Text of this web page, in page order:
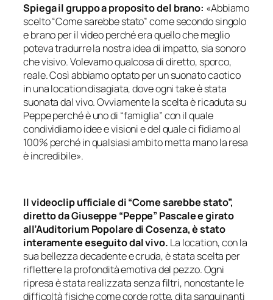
Spiega il gruppo a proposito del brano: «Abbiamo
scelto “Come sarebbe stato” come secondo singolo
e brano per il video perché era quello che meglio
poteva tradurre la nostra idea di impatto, sia sonoro
che visivo. Volevamo qualcosa di diretto, sporco,
reale. Così abbiamo optato per un suonato caotico
in una location disagiata, dove ogni take è stata
suonata dal vivo. Ovviamente la scelta è ricaduta su
Peppe perché è uno di “famiglia” con il quale
condividiamo idee e visioni e del quale ci fidiamo al
100% perché in qualsiasi ambito metta mano la resa
è incredibile».
Il videoclip ufficiale di “Come sarebbe stato”,
diretto da Giuseppe “Peppe” Pascale e girato
all’Auditorium Popolare di Cosenza, è stato
interamente eseguito dal vivo. La location, con la
sua bellezza decadente e cruda, è stata scelta per
riflettere la profondità emotiva del pezzo. Ogni
ripresa è stata realizzata senza filtri, nonostante le
difficoltà fisiche come corde rotte, dita sanguinanti